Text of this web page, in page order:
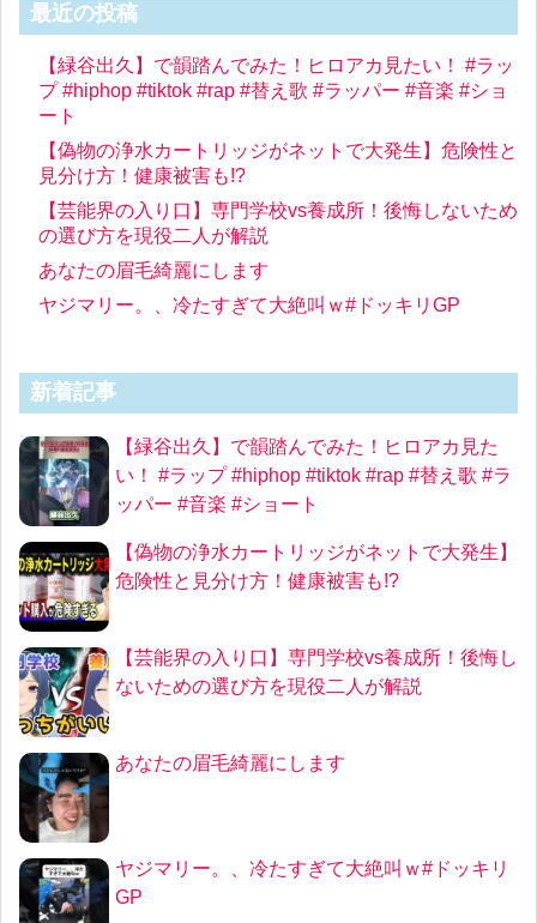
最近の投稿
【緑谷出久】で韻踏んでみた！ヒロアカ見たい！ #ラッ
プ #hiphop #tiktok #rap #替え歌 #ラッパー #音楽 #ショ
ート
【偽物の浄水カートリッジがネットで大発生】危険性と
見分け方！健康被害も!?
【芸能界の入り口】専門学校vs養成所！後悔しないため
の選び方を現役二人が解説
あなたの眉毛綺麗にします
ヤジマリー。、冷たすぎて大絶叫ｗ#ドッキリGP
新着記事
【緑谷出久】で韻踏んでみた！ヒロアカ見た
い！ #ラップ #hiphop #tiktok #rap #替え歌 #ラ
ッパー #音楽 #ショート
【偽物の浄水カートリッジがネットで大発生】
危険性と見分け方！健康被害も!?
【芸能界の入り口】専門学校vs養成所！後悔し
ないための選び方を現役二人が解説
あなたの眉毛綺麗にします
ヤジマリー。、冷たすぎて大絶叫ｗ#ドッキリ
GP